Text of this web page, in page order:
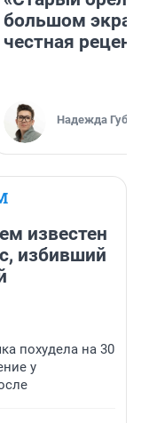
большом
честная
Надежда
известен
избивший
похудела на 30
у